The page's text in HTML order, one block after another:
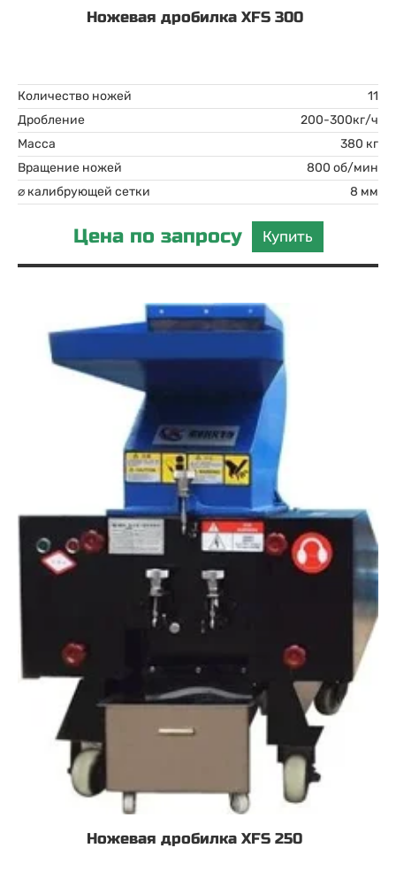
Ножевая дробилка XFS 300
Количество ножей
11
Дробление
200-300кг/ч
Масса
380 кг
Вращение ножей
800 об/мин
⌀ калибрующей сетки
8 мм
Цена по запросу Купить
Ножевая дробилка XFS 250